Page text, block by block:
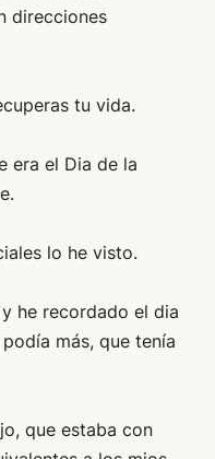
direcciones
tu vida.
era el Dia de la
lo he visto.
he recordado el dia
más, que tenía
que estaba con